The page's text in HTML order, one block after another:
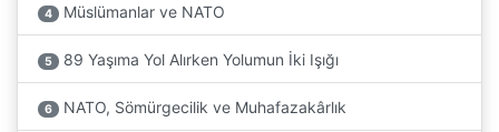
4 Müslümanlar ve NATO
5 89 Yaşıma Yol Alırken Yolumun İki Işığı
6 NATO, Sömürgecilik ve Muhafazakârlık